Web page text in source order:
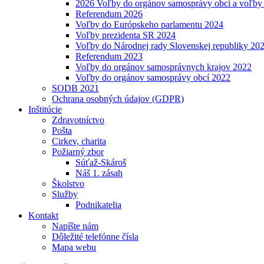
2026 Voľby do orgánov samosprávy obcí a
Referendum 2026
Voľby do Európskeho parlamentu 2024
Voľby prezidenta SR 2024
Voľby do Národnej rady Slovenskej republiky
Referendum 2023
Voľby do orgánov samosprávnych krajov 2022
Voľby do orgánov samosprávy obcí 2022
SODB 2021
Ochrana osobných údajov (GDPR)
Inštitúcie
Zdravotníctvo
Pošta
Cirkev, charita
Požiarný zbor
Súťaž-Skároš
Náš 1. zásah
Školstvo
Služby
Podnikatelia
Kontakt
Napíšte nám
Dôležité telefónne čísla
Mapa webu